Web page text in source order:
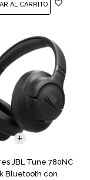
JBL Tune 780NC
Bluetooth con